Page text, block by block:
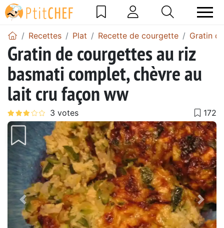
Recettes Plat Recette de courgette Gratin
Gratin de courgettes au riz
basmati complet, chèvre au
lait cru façon ww
Précédent